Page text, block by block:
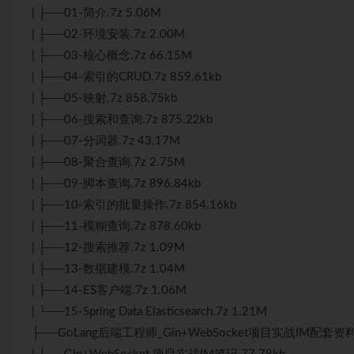
| ├──01-简介.7z 5.06M
| ├──02-环境安装.7z 2.00M
| ├──03-核心概念.7z 66.15M
| ├──04-索引的CRUD.7z 859.61kb
| ├──05-映射.7z 858.75kb
| ├──06-搜索和查询.7z 875.22kb
| ├──07-分词器.7z 43.17M
| ├──08-聚合查询.7z 2.75M
| ├──09-脚本查询.7z 896.84kb
| ├──10-索引的批量操作.7z 854.16kb
| ├──11-模糊查询.7z 878.60kb
| ├──12-搜索推荐.7z 1.09M
| ├──13-数据建模.7z 1.04M
| ├──14-ES客户端.7z 1.06M
| └──15-Spring Data Elasticsearch.7z 1.21M
├──GoLang后端工程师_Gin+WebSocket项目实战IM配套资